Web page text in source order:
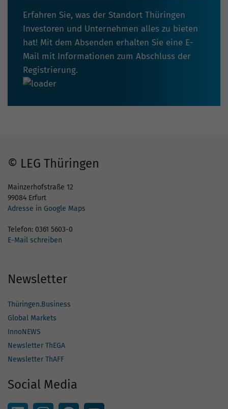
Erfahren Sie, was der Standort Thüringen
Investoren und Unternehmen alles zu bieten
hat! Mit dem Absenden erhalten Sie eine E-
Mail mit Informationen zum Abschluss der
Registrierung.
© LEG Thüringen
Mainzerhofstraße 12
99084 Erfurt
Adresse in Google Maps
Telefon: 0361 5603-0
E-Mail schreiben
Newsletter
Thüringen.Business
Global Markets
InnoNEWS
Newsletter ThEGA
Newsletter ThAFF
Social Media